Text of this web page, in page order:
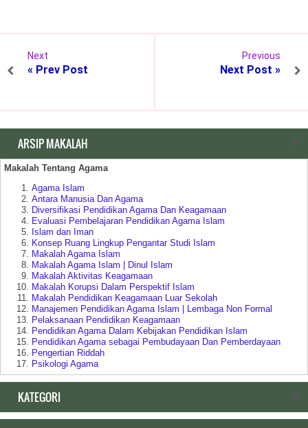
Next
« Prev Post
Previous
Next Post »
ARSIP MAKALAH
Makalah Tentang Agama
Agama Islam
Antara Manusia Dan Agama
Diversifikasi Pendidikan Agama Dan Keagamaan
Evaluasi Pembelajaran Pendidikan Agama Islam
Islam dan Iman
Konsep Ruang Lingkup Pengantar Studi Islam
Makalah Agama Islam
Makalah Agama Islam | Dinul Islam
Makalah Aktivitas Keagamaan
Makalah Korupsi Dalam Perspektif Islam
Makalah Pendidikan Keagamaan Luar Sekolah
Manajemen Pendidikan Agama Islam | Lembaga Non Formal
Pelaksanaan Pendidikan Keagamaan
Pendidikan Agama Dalam Kebijakan Pendidikan Islam
Pendidikan Agama sebagai Pembudayaan Dan Pemberdayaan
Pengertian Riddah
Psikologi Agama
Relasi Negara | Agama dan Pendidikan
Ruang Lingkup Pengantar Studi Agama Islam
KATEGORI